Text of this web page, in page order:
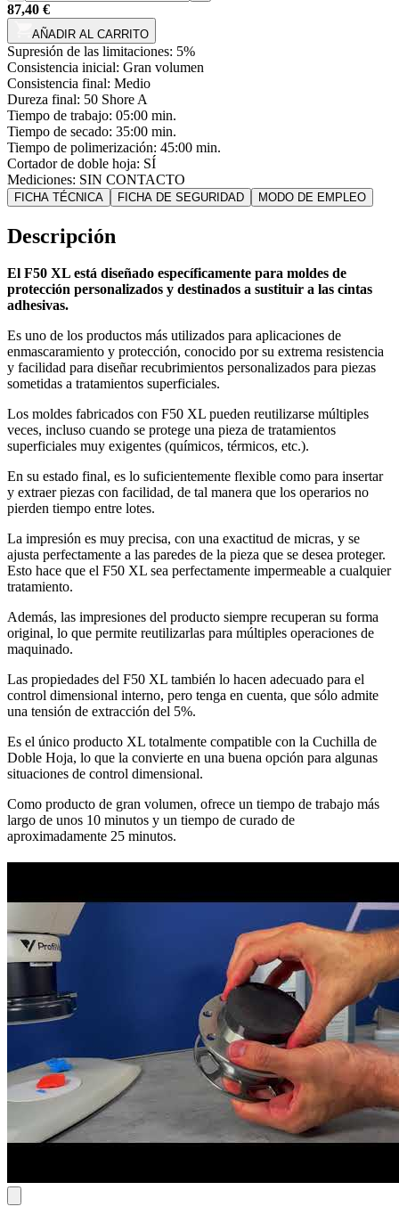
87,40 €
AÑADIR AL CARRITO
Supresión de las limitaciones: 5%
Consistencia inicial: Gran volumen
Consistencia final: Medio
Dureza final: 50 Shore A
Tiempo de trabajo: 05:00 min.
Tiempo de secado: 35:00 min.
Tiempo de polimerización: 45:00 min.
Cortador de doble hoja: SÍ
Mediciones: SIN CONTACTO
FICHA TÉCNICA FICHA DE SEGURIDAD MODO DE EMPLEO
Descripción
El F50 XL está diseñado específicamente para moldes de
protección personalizados y destinados a sustituir a las cintas
adhesivas.
Es uno de los productos más utilizados para aplicaciones de
enmascaramiento y protección, conocido por su extrema resistencia
y facilidad para diseñar recubrimientos personalizados para piezas
sometidas a tratamientos superficiales.
Los moldes fabricados con F50 XL pueden reutilizarse múltiples
veces, incluso cuando se protege una pieza de tratamientos
superficiales muy exigentes (químicos, térmicos, etc.).
En su estado final, es lo suficientemente flexible como para insertar
y extraer piezas con facilidad, de tal manera que los operarios no
pierden tiempo entre lotes.
La impresión es muy precisa, con una exactitud de micras, y se
ajusta perfectamente a las paredes de la pieza que se desea proteger.
Esto hace que el F50 XL sea perfectamente impermeable a cualquier
tratamiento.
Además, las impresiones del producto siempre recuperan su forma
original, lo que permite reutilizarlas para múltiples operaciones de
maquinado.
Las propiedades del F50 XL también lo hacen adecuado para el
control dimensional interno, pero tenga en cuenta, que sólo admite
una tensión de extracción del 5%.
Es el único producto XL totalmente compatible con la Cuchilla de
Doble Hoja, lo que la convierte en una buena opción para algunas
situaciones de control dimensional.
Como producto de gran volumen, ofrece un tiempo de trabajo más
largo de unos 10 minutos y un tiempo de curado de
aproximadamente 25 minutos.